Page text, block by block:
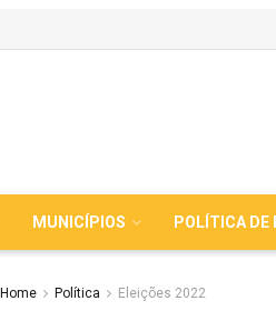
MUNICÍPIOS POLÍTICA DE
Home Política Eleições 2022